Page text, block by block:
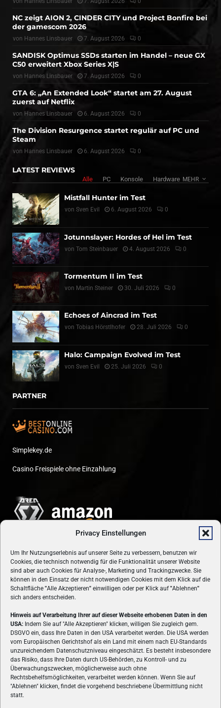
Privacy Einstellungen
Um Ihr Nutzungserlebnis auf unserer Seite zu verbessern, benutzen wir
Cookies, die technisch notwendig für die Funktionalität unserer Website
sind aber auch Cookies für Analyse-, Marketing und Trackingzwecke. Sie
können in den Einsatz der nicht notwendigen Cookies mit dem Klick auf die
Schaltfläche "Alle Akzeptieren" einwilligen oder per Klick auf"Ablehnen"
sich anders entscheiden.
Hinweis auf Verarbeitung Ihrer auf dieser Webseite erhobenen Daten in den
USA: Indem Sie auf "Alle Akzeptieren" klicken, willigen Sie zugleich gem.
DSGVO ein, dass Ihre Daten in den USA verarbeitet werden. Die USA werden
vom Europäischen Gerichtshof als ein Land mit einem nach EU-Standards
unzureichendem Datenschutzniveau eingeschätzt. Es besteht insbesondere
das Risiko, dass Ihre Daten durch US-Behörden, zu Kontroll- und zu
Überwachungszwecken, möglicherweise auch ohne
Rechtsbehelfsmöglichkeiten, verarbeitet werden können. Wenn Sie auf
"Ablehnen" klicken, findet die vorgehend beschriebene Übermittlung nicht
statt.
NC zeigt AION 2, CINDER CITY und Project Bonfire bei
der gamescom 2026
von Hannes Linsbauer 7. August 2026 0
SANDISK Optimus SSDs starten im Handel – neue GX
C50 erweitert Xbox Series X|S
von Hannes Linsbauer 7. August 2026 0
GTA 6: „An Extended Look“ startet am 27. August
zuerst auf Netflix
von Hannes Linsbauer 6. August 2026 0
The Division Resurgence startet regulär auf PC und
Steam
von Hannes Linsbauer 6. August 2026 0
LATEST REVIEWS
Alle PC Konsole Hardware MEHR
Mistfall Hunter im Test
von Sven Evil 6. August 2026 0
Jotunnslayer: Hordes of Hel im Test
von Tom Steinbauer 4. August 2026 0
Tormentum II im Test
von Martin Steiner 30. Juli 2026 0
Echoes of Aincrad im Test
von Tobias Hörstlhofer 28. Juli 2026 0
Halo: Campaign Evolved im Test
von Sven Evil 25. Juli 2026 0
PARTNER
Simplekey.de
Casino Freispiele ohne Einzahlung
ÜBER UNS
VON GAMERN, FÜR GAMER! Gamers.at ist das älteste Online-
Spielemagazin Österreichs und bringt täglich aktuelle News,
Reviews und Videos zu PC- und Konsolenspielen, Gaming-
Hardware und aus der Welt des e-Sport's.